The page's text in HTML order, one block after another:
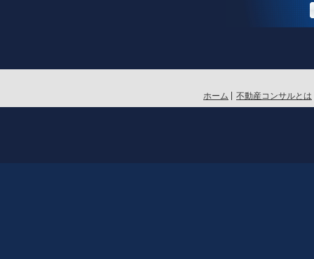
ホーム 不動産コンサルとは